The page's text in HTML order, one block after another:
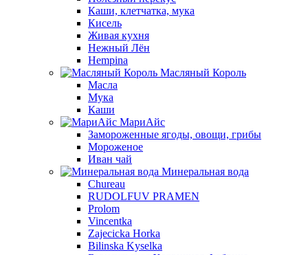
Каши, клетчатка, мука
Кисель
Живая кухня
Нежный Лён
Hempina
Масляный Король
Масла
Мука
Каши
МариАйс
Замороженные ягоды, овощи, грибы
Мороженое
Иван чай
Минеральная вода
Chureau
RUDOLFUV PRAMEN
Prolom
Vincentka
Zajecicka Horka
Bilinska Kyselka